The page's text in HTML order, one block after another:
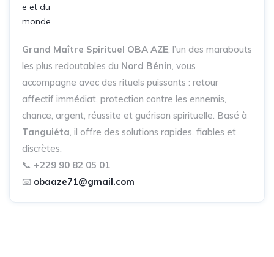
Grand Maître Spirituel OBA AZE, l’un des marabouts
les plus redoutables du Nord Bénin, vous
accompagne avec des rituels puissants : retour
affectif immédiat, protection contre les ennemis,
chance, argent, réussite et guérison spirituelle. Basé à
Tanguiéta, il offre des solutions rapides, fiables et
discrètes.
📞 +229 90 82 05 01
📧 obaaze71@gmail.com